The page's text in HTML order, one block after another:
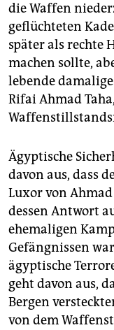
die Waffen
geflüchteten
später als rechte
machen sollte,
lebende
Rifai Ahmad
Ägyptische
davon aus, dass
Luxor von
dessen Antwort
ehemaligen
Gefängnissen
ägyptische
geht davon aus,
Bergen
von dem